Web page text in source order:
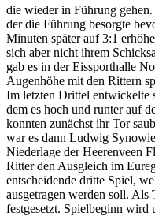
die wieder in Führung
der die Führung besorgte
Minuten später auf 3:1
sich aber nicht ihrem
gab es in der Eissporthalle
Augenhöhe mit den Rittern
Im letzten Drittel entwickelte
dem es hoch und runter auf
konnten zunächst ihr Tor
war es dann Ludwig
Niederlage der Heerenveen
Ritter den Ausgleich im
entscheidende dritte Spiel,
ausgetragen werden soll.
festgesetzt. Spielbeginn wird